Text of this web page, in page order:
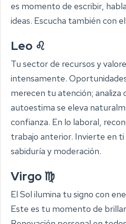
es momento de escribir,
ideas. Escucha también con
Leo ♌
Tu sector de recursos y
intensamente.
merecen tu atención; analiza
autoestima se eleva
confianza. En lo laboral,
trabajo anterior. Invierte en
sabiduría y moderación.
Virgo ♍
El Sol ilumina tu signo con
Este es tu momento de